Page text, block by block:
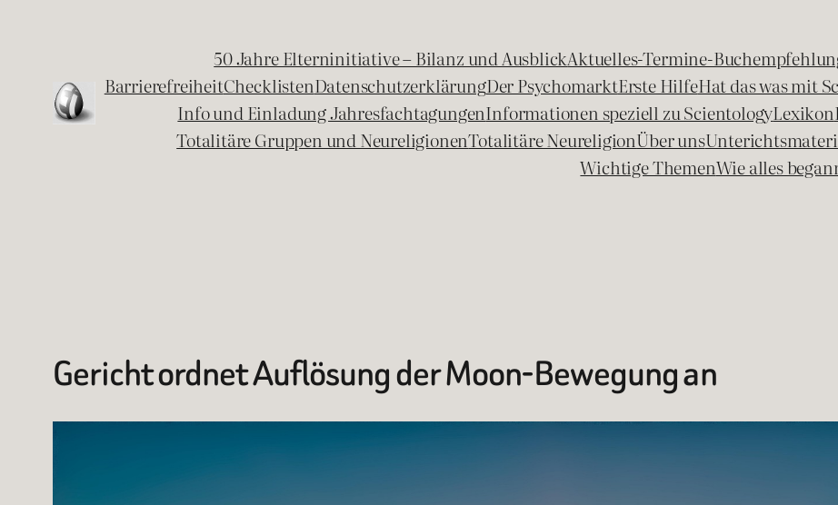
50 Jahre Elterninitiative – Bilanz und AusblickAktuelles-Termine-
BarrierefreiheitChecklistenDatenschutzerklärungDer PsychomarktErste HilfeHat das was mit
Info und Einladung JahresfachtagungenInformationen speziell zu ScientologyLexikon
Totalitäre Gruppen und NeureligionenTotalitäre NeureligionÜber uns
Wichtige ThemenWie alles
Gericht ordnet Auflösung der Moon-Bewegung an